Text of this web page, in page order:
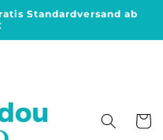
Standardversand ab